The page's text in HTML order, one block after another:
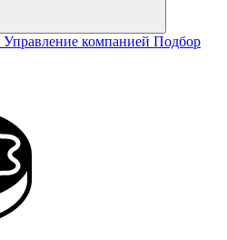
Управление компанией Подбор